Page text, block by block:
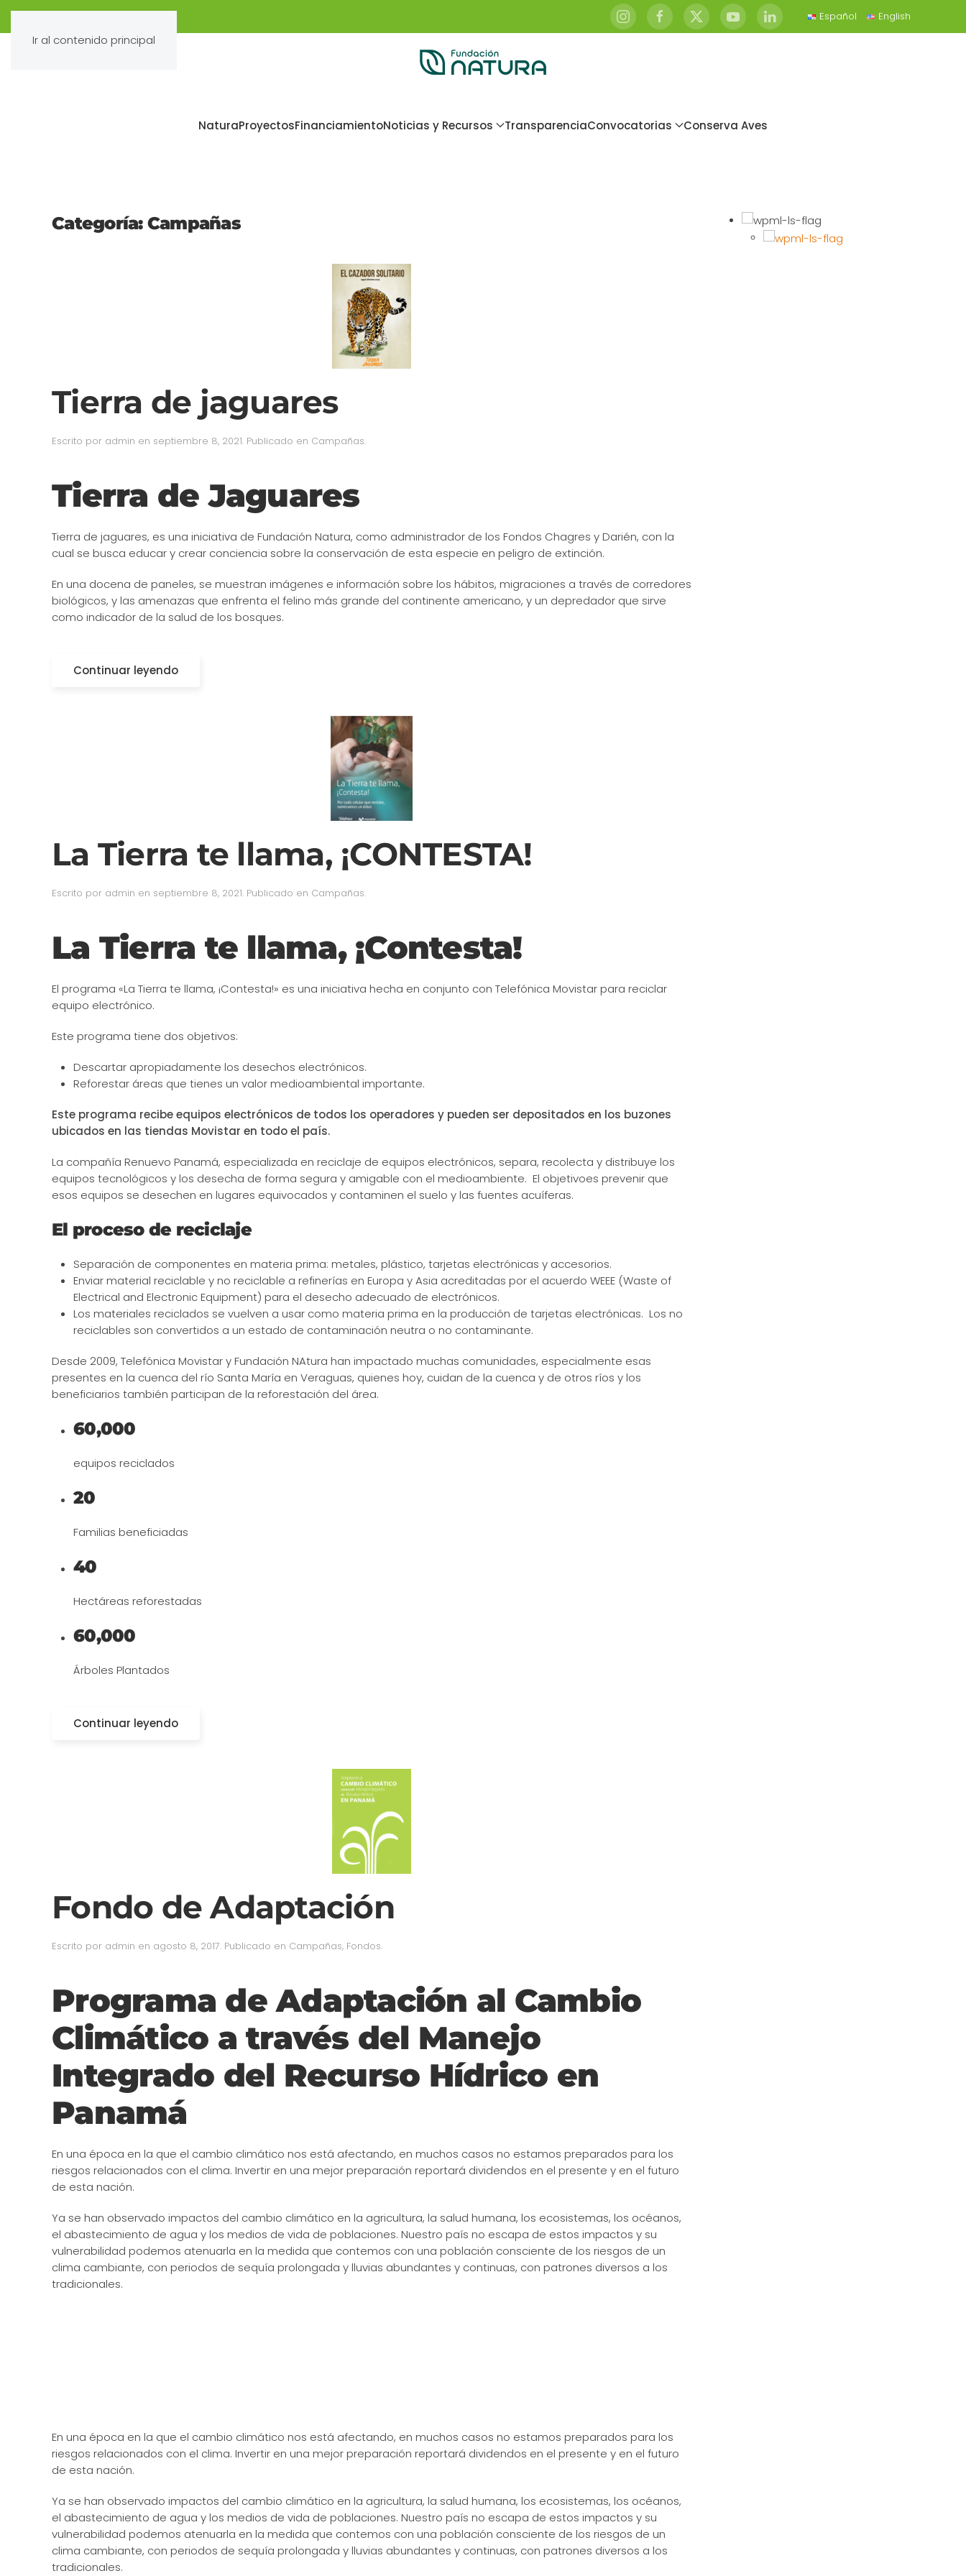
Ir al contenido principal
Español English
NaturaProyectosFinanciamientoNoticias y Recursos TransparenciaConvocatorias Conserva Aves
Categoría: Campañas
Tierra de jaguares
Escrito por admin en septiembre 8, 2021. Publicado en Campañas.
Tierra de Jaguares
Tierra de jaguares, es una iniciativa de Fundación Natura, como administrador de los Fondos Chagres y Darién, con la
cual se busca educar y crear conciencia sobre la conservación de esta especie en peligro de extinción.
En una docena de paneles, se muestran imágenes e información sobre los hábitos, migraciones a través de corredores
biológicos, y las amenazas que enfrenta el felino más grande del continente americano, y un depredador que sirve
como indicador de la salud de los bosques.
Continuar leyendo
La Tierra te llama, ¡CONTESTA!
Escrito por admin en septiembre 8, 2021. Publicado en Campañas.
La Tierra te llama, ¡Contesta!
El programa «La Tierra te llama, ¡Contesta!» es una iniciativa hecha en conjunto con Telefónica Movistar para reciclar
equipo electrónico.
Este programa tiene dos objetivos:
Descartar apropiadamente los desechos electrónicos.
Reforestar áreas que tienes un valor medioambiental importante.
Este programa recibe equipos electrónicos de todos los operadores y pueden ser depositados en los buzones
ubicados en las tiendas Movistar en todo el país.
La compañía Renuevo Panamá, especializada en reciclaje de equipos electrónicos, separa, recolecta y distribuye los
equipos tecnológicos y los desecha de forma segura y amigable con el medioambiente. El objetivoes prevenir que
esos equipos se desechen en lugares equivocados y contaminen el suelo y las fuentes acuíferas.
El proceso de reciclaje
Separación de componentes en materia prima: metales, plástico, tarjetas electrónicas y accesorios.
Enviar material reciclable y no reciclable a refinerías en Europa y Asia acreditadas por el acuerdo WEEE (Waste of
Electrical and Electronic Equipment) para el desecho adecuado de electrónicos.
Los materiales reciclados se vuelven a usar como materia prima en la producción de tarjetas electrónicas. Los no
reciclables son convertidos a un estado de contaminación neutra o no contaminante.
Desde 2009, Telefónica Movistar y Fundación NAtura han impactado muchas comunidades, especialmente esas
presentes en la cuenca del río Santa María en Veraguas, quienes hoy, cuidan de la cuenca y de otros ríos y los
beneficiarios también participan de la reforestación del área.
60,000
equipos reciclados
20
Familias beneficiadas
40
Hectáreas reforestadas
60,000
Árboles Plantados
Continuar leyendo
Fondo de Adaptación
Escrito por admin en agosto 8, 2017. Publicado en Campañas, Fondos.
Programa de Adaptación al Cambio
Climático a través del Manejo
Integrado del Recurso Hídrico en
Panamá
En una época en la que el cambio climático nos está afectando, en muchos casos no estamos preparados para los
riesgos relacionados con el clima. Invertir en una mejor preparación reportará dividendos en el presente y en el futuro
de esta nación.
Ya se han observado impactos del cambio climático en la agricultura, la salud humana, los ecosistemas, los océanos,
el abastecimiento de agua y los medios de vida de poblaciones. Nuestro país no escapa de estos impactos y su
vulnerabilidad podemos atenuarla en la medida que contemos con una población consciente de los riesgos de un
clima cambiante, con periodos de sequía prolongada y lluvias abundantes y continuas, con patrones diversos a los
tradicionales.
En una época en la que el cambio climático nos está afectando, en muchos casos no estamos preparados para los
riesgos relacionados con el clima. Invertir en una mejor preparación reportará dividendos en el presente y en el futuro
de esta nación.
Ya se han observado impactos del cambio climático en la agricultura, la salud humana, los ecosistemas, los océanos,
el abastecimiento de agua y los medios de vida de poblaciones. Nuestro país no escapa de estos impactos y su
vulnerabilidad podemos atenuarla en la medida que contemos con una población consciente de los riesgos de un
clima cambiante, con periodos de sequía prolongada y lluvias abundantes y continuas, con patrones diversos a los
tradicionales.